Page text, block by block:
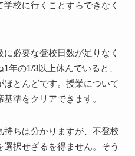
校に行くことすらできなく
必要な登校日数が足りなく
年の1/3以上休んでいると、
とんどです。授業について
準をクリアできます。
ちは分かりますが、不登校
択せざるを得ません。そう